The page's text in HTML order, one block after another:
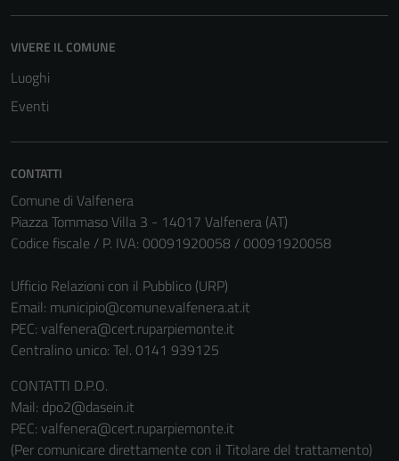
VIVERE IL COMUNE
Luoghi
Eventi
CONTATTI
Comune di Valfenera
Piazza Tommaso Villa 3 - 14017 Valfenera (AT)
Codice fiscale / P. IVA: 00091920058 / 00091920058
Ufficio Relazioni con il Pubblico (URP)
Email: municipio@comune.valfenera.at.it
PEC: valfenera@cert.ruparpiemonte.it
Centralino unico: Tel. 0141 939125
CONTATTI D.P.O.
Mail: dpo2@dasein.it
PEC: valfenera@cert.ruparpiemonte.it
(Per comunicare direttamente con il Titolare del trattamento)
sono necessari
possono
essere
non raccolgono
informazioni